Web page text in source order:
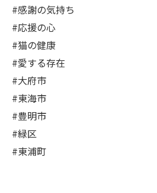
#感謝の気持ち
#応援の心
#猫の健康
#愛する存在
#大府市
#東海市
#豊明市
#緑区
#東浦町